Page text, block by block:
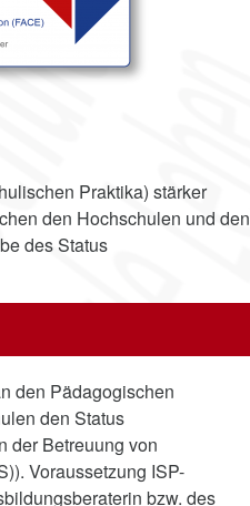
Praktika) stärker
den Hochschulen und den
des Status
den Pädagogischen
den Status
der Betreuung von
Voraussetzung ISP-
bzw. des